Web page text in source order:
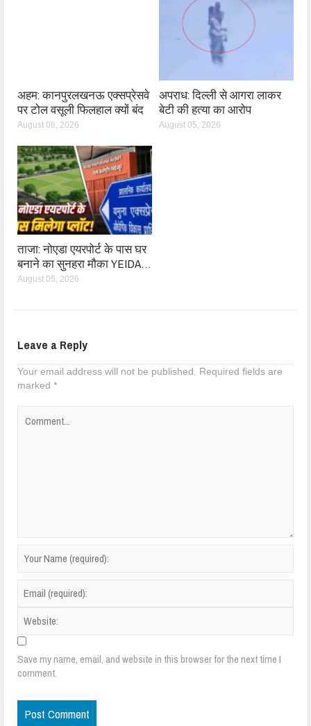
अहम: कानपुरलखनऊ एक्सप्रेसवे
पर टोल वसूली फिलहाल क्यों बंद
August 06, 2026
अपराध: दिल्ली से आगरा लाकर
बेटी की हत्या का आरोप
August 05, 2026
ताजा: नोएडा एयरपोर्ट के पास घर
बनाने का सुनहरा मौका YEIDA…
August 05, 2026
Leave a Reply
Your email address will not be published.
Required fields are
marked*
Save my name, email, and website in this browser for the next time I
comment.